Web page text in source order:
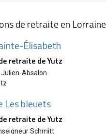
de retraite en Lorraine
Élisabeth
retraite de Yutz
Absalon
Les bleuets
retraite de Yutz
Schmitt